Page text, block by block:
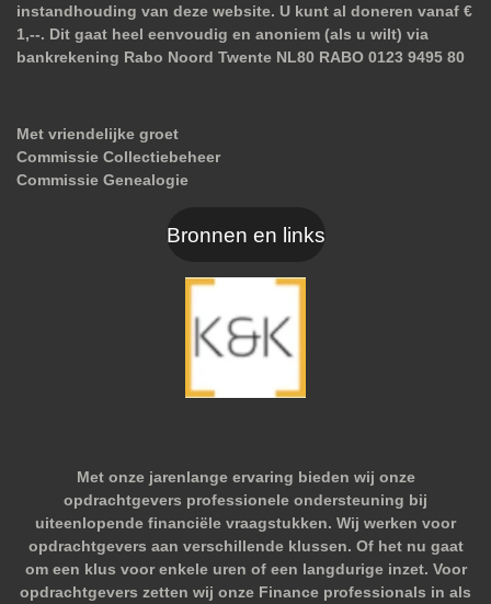
instandhouding van deze website. U kunt al doneren vanaf €
1,--. Dit gaat heel eenvoudig en anoniem (als u wilt) via
bankrekening Rabo Noord Twente NL80 RABO 0123 9495 80
Met vriendelijke groet
Commissie Collectiebeheer
Commissie Genealogie
Bronnen en links
Met onze jarenlange ervaring bieden wij onze
opdrachtgevers professionele ondersteuning bij
uiteenlopende financiële vraagstukken. Wij werken voor
opdrachtgevers aan verschillende klussen. Of het nu gaat
om een klus voor enkele uren of een langdurige inzet. Voor
opdrachtgevers zetten wij onze Finance professionals in als